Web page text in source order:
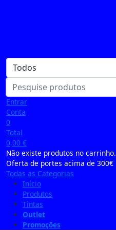
Entrar
Conta
0
Total
0,00 €
Não existe produtos no carrinho.
Oferta de portes acima de 300€
Todas as Categorias
Início
Produtos
Tintas
Outlet
Promoções